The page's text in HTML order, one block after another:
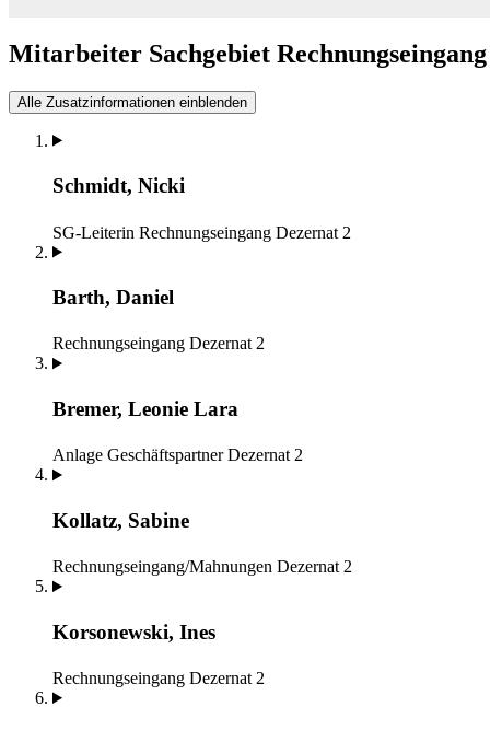
Mitarbeiter Sachgebiet Rechnungseingang
Alle Zusatzinformationen einblenden
Schmidt, Nicki
SG-Leiterin Rechnungseingang Dezernat 2
Barth, Daniel
Rechnungseingang Dezernat 2
Bremer, Leonie Lara
Anlage Geschäftspartner Dezernat 2
Kollatz, Sabine
Rechnungseingang/Mahnungen Dezernat 2
Korsonewski, Ines
Rechnungseingang Dezernat 2